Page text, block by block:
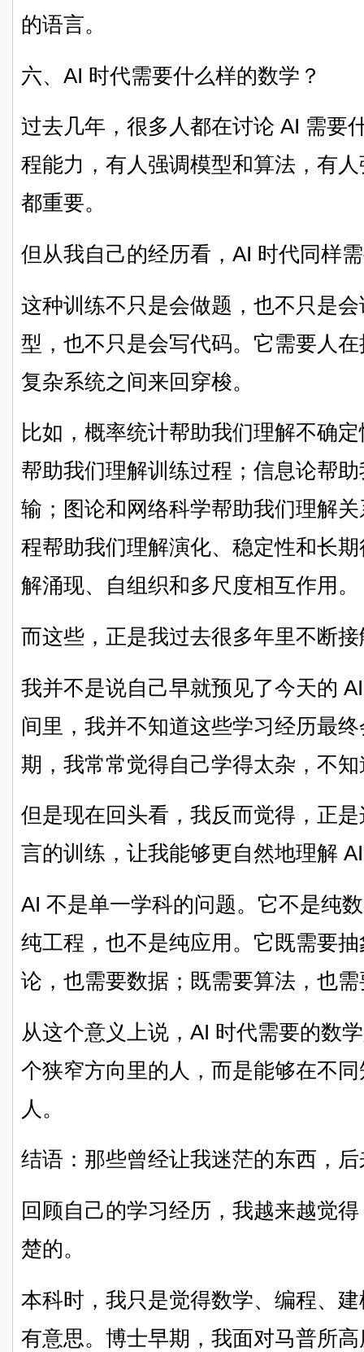
的语言。
六、AI 时代需要什么样的数学？
过去几年，很多人都在讨论 AI 需要
程能力，有人强调模型和算法，有
都重要。
但从我自己的经历看，AI 时代同样
这种训练不只是会做题，也不只是
型，也不只是会写代码。它需要人
复杂系统之间来回穿梭。
比如，概率统计帮助我们理解不确
帮助我们理解训练过程；信息论帮
输；图论和网络科学帮助我们理解
程帮助我们理解演化、稳定性和长
解涌现、自组织和多尺度相互作用。
而这些，正是我过去很多年里不断
我并不是说自己早就预见了今天的
间里，我并不知道这些学习经历最
期，我常常觉得自己学得太杂，不
但是现在回头看，我反而觉得，正
言的训练，让我能够更自然地理解
AI 不是单一学科的问题。它不是纯
纯工程，也不是纯应用。它既需要
论，也需要数据；既需要算法，也
从这个意义上说，AI 时代需要的数
个狭窄方向里的人，而是能够在不
人。
结语：那些曾经让我迷茫的东西，
回顾自己的学习经历，我越来越觉
楚的。
本科时，我只是觉得数学、编程、
有意思。博士早期，我面对马普所